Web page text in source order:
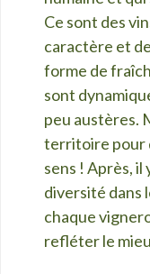
Ce sont des
caractère et
forme de
sont
peu austères.
territoire pour
sens ! Après, il
diversité dans
chaque
refléter le